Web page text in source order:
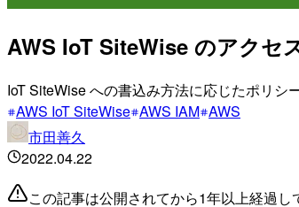
AWS IoT SiteWise のアクセ
IoT SiteWise への書込み方法に応じたポリシ
AWS IoT SiteWise AWS IAM AWS
市田善久
2022.04.22
この記事は公開されてから1年以上経過し